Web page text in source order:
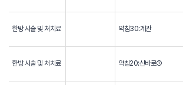
한방 시술 및 처치료 약침30:계관
한방 시술 및 처치료 약침20:신바로①